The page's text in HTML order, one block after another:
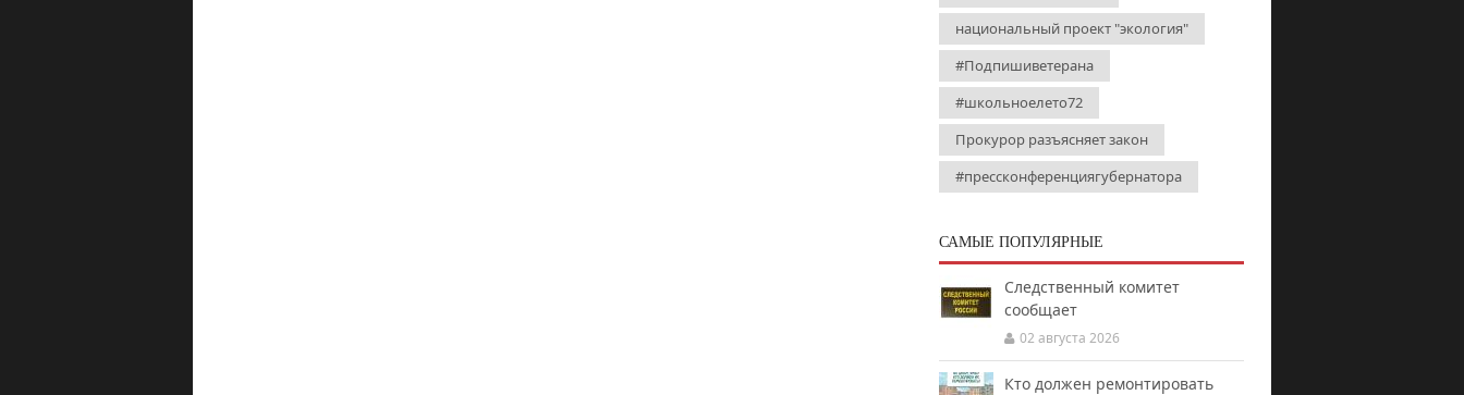
национальный проект "экология"
#Подпишиветерана
#школьноелето72
Прокурор разъясняет закон
#прессконференциягубернатора
САМЫЕ ПОПУЛЯРНЫЕ
Следственный комитет
сообщает
02 августа 2026
Кто должен ремонтировать